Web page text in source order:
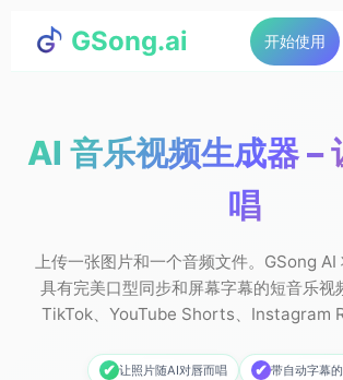
GSong.ai 开始使用
AI 音乐视频生成器 –
唱
上传一张图片和一个音频文件。GSong AI
具有完美口型同步和屏幕字幕的短音乐
TikTok、YouTube Shorts、Instagram
✔ 让照片随AI对唇而唱 ✔ 带自动字幕